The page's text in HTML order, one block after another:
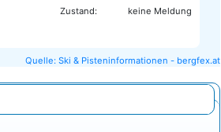
Zustand:
keine Meldung
Quelle: Ski & Pisteninformationen - bergfex.at